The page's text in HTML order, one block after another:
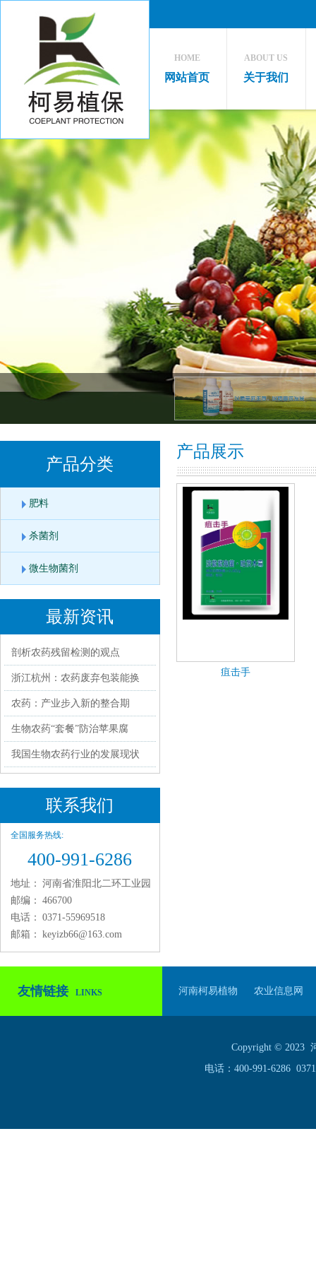
HOME
网站首页
ABOUT US
关于我们
产品分类
肥料
杀菌剂
微生物菌剂
最新资讯
剖析农药残留检测的观点
浙江杭州：农药废弃包装能换
农药：产业步入新的整合期
生物农药“套餐”防治苹果腐
我国生物农药行业的发展现状
联系我们
全国服务热线:
400-991-6286
地址： 河南省淮阳北二环工业园
邮编： 466700
电话： 0371-55969518
邮箱： keyizb66@163.com
产品展示
疽击手
友情链接 LINKS 河南柯易植物 农业信息网
Copyright © 2023
电话：400-991-6286